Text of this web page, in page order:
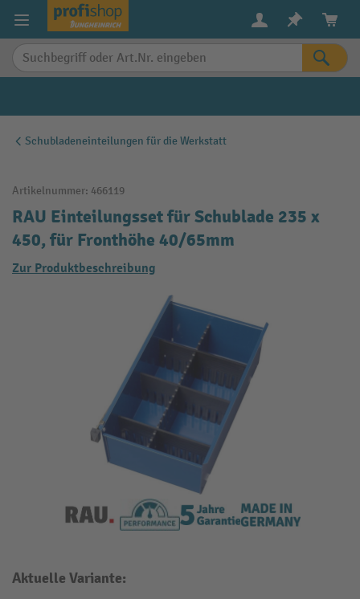
springen
Schubladeneinteilungen für die Werkstatt
Artikelnummer: 466119
RAU Einteilungsset für Schublade 235 x
450, für Fronthöhe 40/65mm
Zur Produktbeschreibung
Aktuelle Variante: